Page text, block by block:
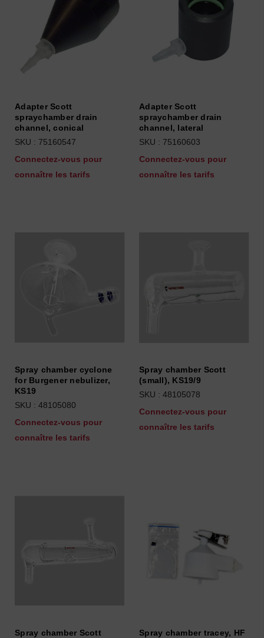
Adapter Scott
spraychamber drain
channel, conical
SKU : 75160547
Connectez-vous pour
connaître les tarifs
Adapter Scott
spraychamber drain
channel, lateral
SKU : 75160603
Connectez-vous pour
connaître les tarifs
Spray chamber cyclone
for Burgener nebulizer,
KS19
SKU : 48105080
Connectez-vous pour
connaître les tarifs
Spray chamber Scott
(small), KS19/9
SKU : 48105078
Connectez-vous pour
connaître les tarifs
Spray chamber Scott
Spray chamber tracey, HF